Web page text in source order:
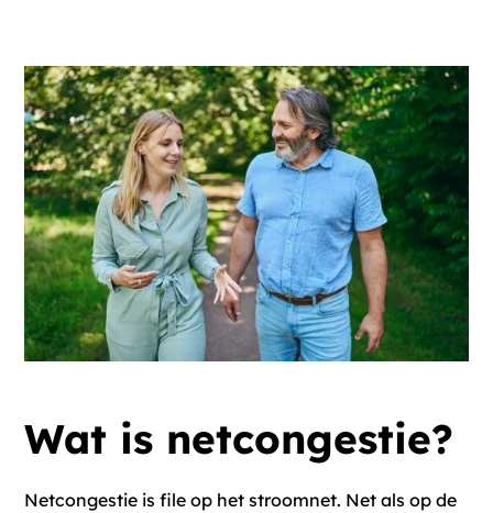
Wat is netcongestie?
Netcongestie is file op het stroomnet. Net als op de